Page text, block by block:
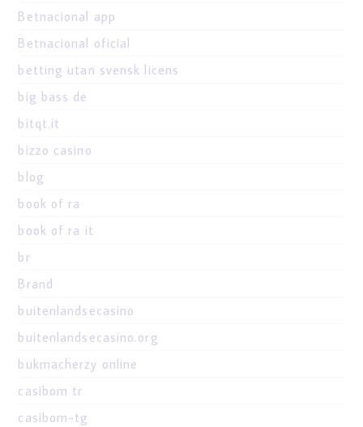
Betnacional app
Betnacional oficial
betting utan svensk licens
big bass de
bitqt.it
bizzo casino
blog
book of ra
book of ra it
br
Brand
buitenlandsecasino
buitenlandsecasino.org
bukmacherzy online
casibom tr
casibom-tg